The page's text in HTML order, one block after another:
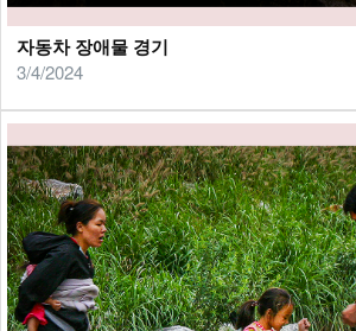
자동차 장애물 경기
3/4/2024